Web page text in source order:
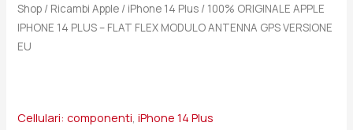
Shop / Ricambi Apple / iPhone 14 Plus / 100% ORIGINALE APPLE
IPHONE 14 PLUS – FLAT FLEX MODULO ANTENNA GPS VERSIONE
EU
Cellulari: componenti,iPhone 14 Plus